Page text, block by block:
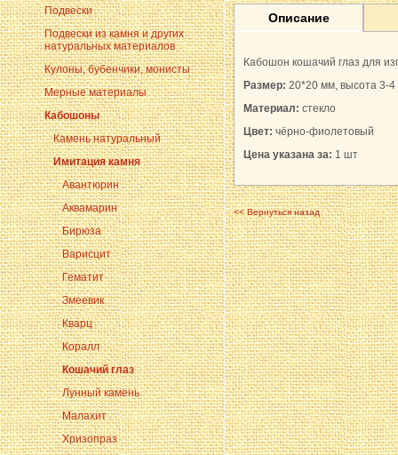
Подвески
Подвески из камня и других
натуральных материалов
Кулоны, бубенчики, монисты
Мерные материалы
Кабошоны
Камень натуральный
Имитация камня
Авантюрин
Аквамарин
Бирюза
Варисцит
Гематит
Змеевик
Кварц
Коралл
Кошачий глаз
Лунный камень
Малахит
Хризопраз
Описание
Кабошон кошачий глаз для
Размер: 20*20 мм, высота 3-
Материал: стекло
Цвет: чёрно-фиолетовый
Цена указана за: 1 шт
<< Вернуться назад